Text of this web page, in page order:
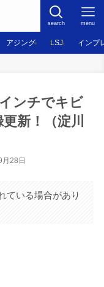
search menu
アジング LSJ インプ
ンチでキビ
新！（淀川
28日
ている場合があり